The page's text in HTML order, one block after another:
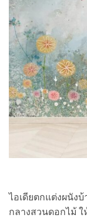
ไอเดียตกแต่งผนัง
กลางสวนดอกไม้